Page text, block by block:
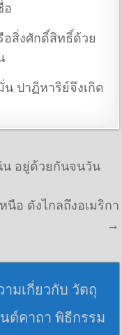
อ
อสิ่งศักดิ์สิทธิ์ด้วย
ปาฏิหาริย์จึงเกิด
น อยู่ด้วยกันจนวัน
นือ ดังไกลถึงอเมริกา
→
มเกี่ยวกับ วัตถุ
นต์คาถา พิธีกรรม